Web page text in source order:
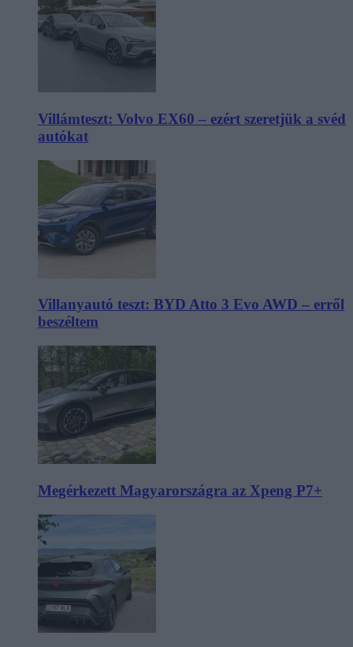
Villámteszt: Volvo EX60 – ezért szeretjük a svéd
autókat
Villanyautó teszt: BYD Atto 3 Evo AWD – erről
beszéltem
Megérkezett Magyarországra az Xpeng P7+